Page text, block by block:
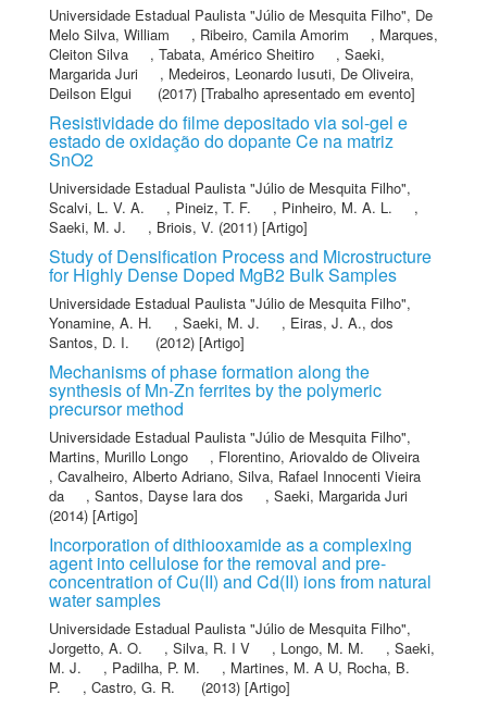
Universidade Estadual Paulista "Júlio de Mesquita Filho", De
Melo Silva, William
, Ribeiro, Camila Amorim , Marques,
Cleiton Silva
, Tabata, Américo Sheitiro , Saeki,
Margarida Juri
, Medeiros, Leonardo Iusuti, De Oliveira,
Deilson Elgui
(2017) [Trabalho apresentado em evento]
Resistividade do filme depositado via sol-gel e
estado de oxidação do dopante Ce na matriz
SnO2
Universidade Estadual Paulista "Júlio de Mesquita Filho",
Scalvi, L. V. A.
, Pineiz, T. F. , Pinheiro, M. A. L.
,
Saeki, M. J.
, Briois, V. (2011) [Artigo]
Study of Densification Process and Microstructure
for Highly Dense Doped MgB2 Bulk Samples
Universidade Estadual Paulista "Júlio de Mesquita Filho",
Yonamine, A. H.
, Saeki, M. J. , Eiras, J. A., dos
Santos, D. I.
(2012) [Artigo]
Mechanisms of phase formation along the
synthesis of Mn-Zn ferrites by the polymeric
precursor method
Universidade Estadual Paulista "Júlio de Mesquita Filho",
Martins, Murillo Longo
, Florentino, Ariovaldo de Oliveira
, Cavalheiro, Alberto Adriano, Silva, Rafael Innocenti Vieira
da
, Santos, Dayse Iara dos , Saeki, Margarida Juri
(2014) [Artigo]
Incorporation of dithiooxamide as a complexing
agent into cellulose for the removal and pre-
concentration of Cu(II) and Cd(II) ions from natural
water samples
Universidade Estadual Paulista "Júlio de Mesquita Filho",
Jorgetto, A. O.
, Silva, R. I V , Longo, M. M. , Saeki,
M. J.
, Padilha, P. M. , Martines, M. A U, Rocha, B.
P.
, Castro, G. R. (2013) [Artigo]